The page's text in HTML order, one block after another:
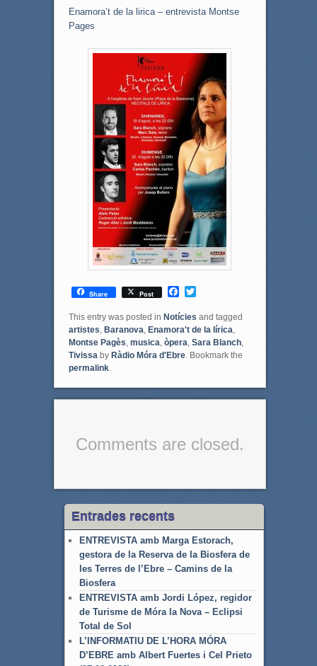
Enamora’t de la lirica – entrevista Montse
Pages
Share Post
F
c
e
b
o
o
T
i
t
t
e
r
This entry was posted in Notícies and tagged
artistes, Baranova, Enamora't de la lírica,
Montse Pagès, musica, òpera, Sara Blanch,
Tivissaby Ràdio Móra d'Ebre. Bookmark the
permalink.
Comments are closed.
Entrades recents
ENTREVISTA amb Marga Estorach,
gestora de la Reserva de la Biosfera de
les Terres de l’Ebre – Camins de la
Biosfera
ENTREVISTA amb Jordi López, regidor
de Turisme de Móra la Nova – Eclipsi
Total de Sol
L’INFORMATIU DE L’HORA MÓRA
D’EBRE amb Albert Fuertes i Cel Prieto